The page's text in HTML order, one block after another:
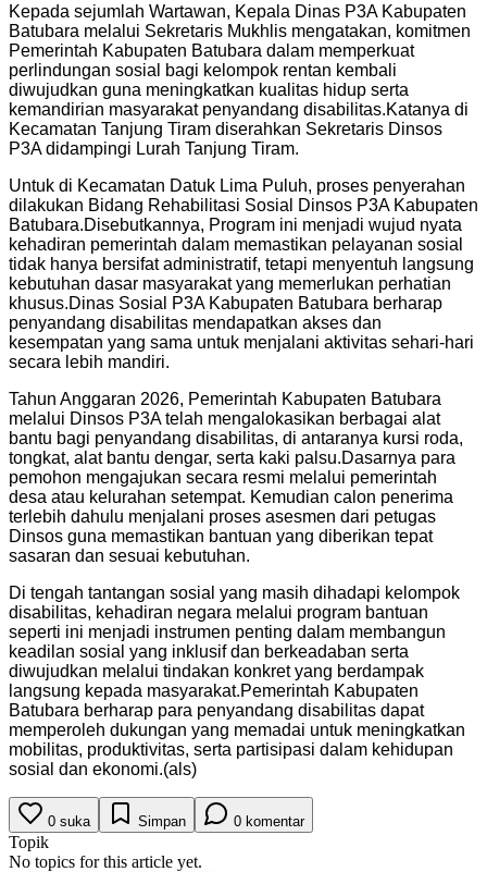
Kepada sejumlah Wartawan, Kepala Dinas P3A Kabupaten
Batubara melalui Sekretaris Mukhlis mengatakan, komitmen
Pemerintah Kabupaten Batubara dalam memperkuat
perlindungan sosial bagi kelompok rentan kembali
diwujudkan guna meningkatkan kualitas hidup serta
kemandirian masyarakat penyandang disabilitas.Katanya di
Kecamatan Tanjung Tiram diserahkan Sekretaris Dinsos
P3A didampingi Lurah Tanjung Tiram.
Untuk di Kecamatan Datuk Lima Puluh, proses penyerahan
dilakukan Bidang Rehabilitasi Sosial Dinsos P3A Kabupaten
Batubara.Disebutkannya, Program ini menjadi wujud nyata
kehadiran pemerintah dalam memastikan pelayanan sosial
tidak hanya bersifat administratif, tetapi menyentuh langsung
kebutuhan dasar masyarakat yang memerlukan perhatian
khusus.Dinas Sosial P3A Kabupaten Batubara berharap
penyandang disabilitas mendapatkan akses dan
kesempatan yang sama untuk menjalani aktivitas sehari-hari
secara lebih mandiri.
Tahun Anggaran 2026, Pemerintah Kabupaten Batubara
melalui Dinsos P3A telah mengalokasikan berbagai alat
bantu bagi penyandang disabilitas, di antaranya kursi roda,
tongkat, alat bantu dengar, serta kaki palsu.Dasarnya para
pemohon mengajukan secara resmi melalui pemerintah
desa atau kelurahan setempat. Kemudian calon penerima
terlebih dahulu menjalani proses asesmen dari petugas
Dinsos guna memastikan bantuan yang diberikan tepat
sasaran dan sesuai kebutuhan.
Di tengah tantangan sosial yang masih dihadapi kelompok
disabilitas, kehadiran negara melalui program bantuan
seperti ini menjadi instrumen penting dalam membangun
keadilan sosial yang inklusif dan berkeadaban serta
diwujudkan melalui tindakan konkret yang berdampak
langsung kepada masyarakat.Pemerintah Kabupaten
Batubara berharap para penyandang disabilitas dapat
memperoleh dukungan yang memadai untuk meningkatkan
mobilitas, produktivitas, serta partisipasi dalam kehidupan
sosial dan ekonomi.(als)
0 suka Simpan 0 komentar
Topik
No topics for this article yet.